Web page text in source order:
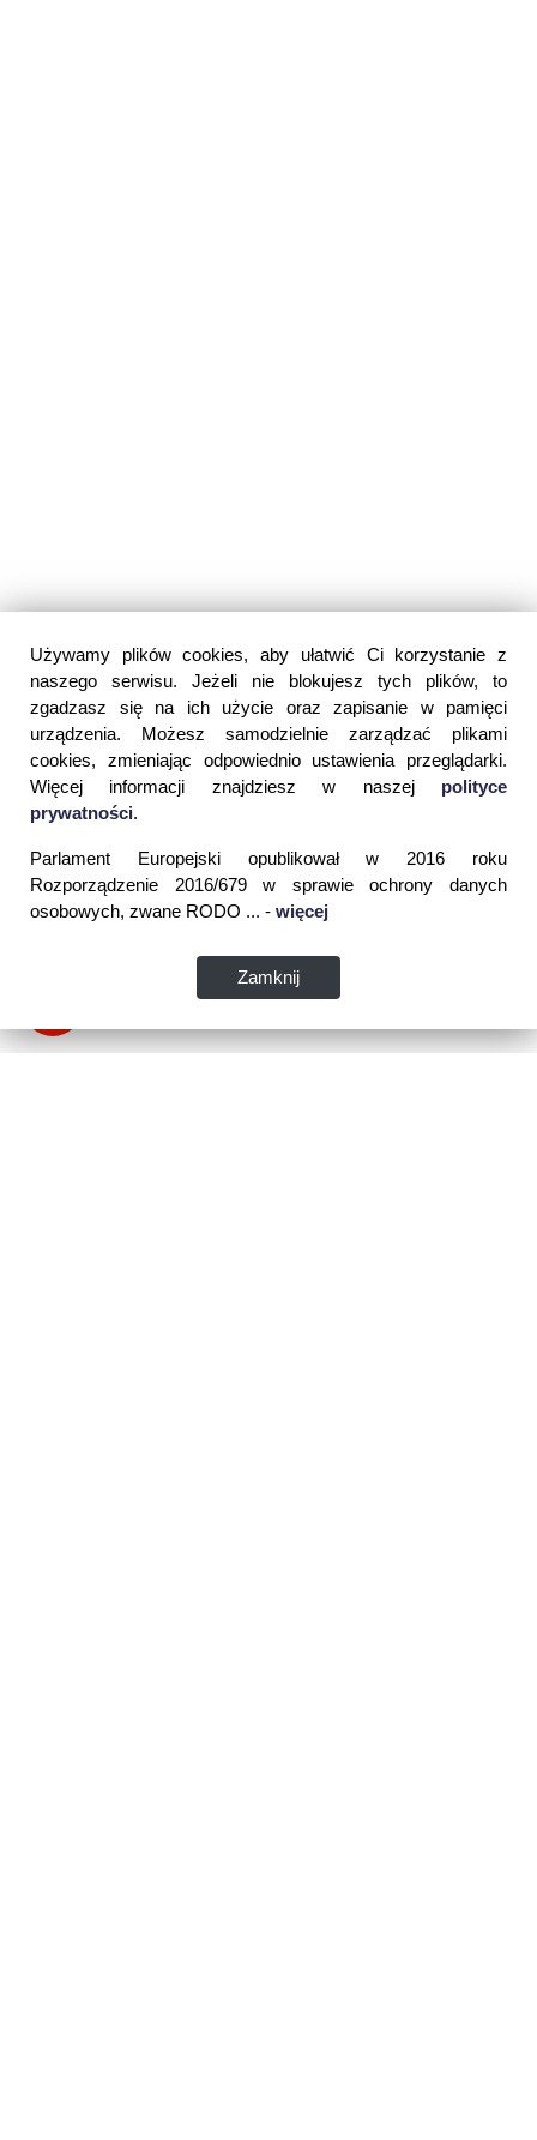
Używamy plików cookies, aby ułatwić Ci korzystanie z
naszego serwisu. Jeżeli nie blokujesz tych plików, to
zgadzasz się na ich użycie oraz zapisanie w pamięci
urządzenia. Możesz samodzielnie zarządzać plikami
cookies, zmieniając odpowiednio ustawienia przeglądarki.
Więcej informacji znajdziesz w naszej polityce
prywatności.
Parlament Europejski opublikował w 2016 roku
Rozporządzenie 2016/679 w sprawie ochrony danych
osobowych, zwane RODO ... - więcej
Zamknij